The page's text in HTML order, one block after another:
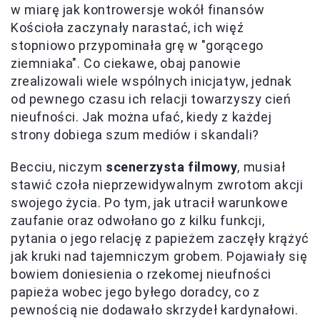
w miarę jak kontrowersje wokół finansów
Kościoła zaczynały narastać, ich więź
stopniowo przypominała grę w "gorącego
ziemniaka". Co ciekawe, obaj panowie
zrealizowali wiele wspólnych inicjatyw, jednak
od pewnego czasu ich relacji towarzyszy cień
nieufności. Jak można ufać, kiedy z każdej
strony dobiega szum mediów i skandali?
Becciu, niczym scenerzysta filmowy, musiał
stawić czoła nieprzewidywalnym zwrotom akcji
swojego życia. Po tym, jak utracił warunkowe
zaufanie oraz odwołano go z kilku funkcji,
pytania o jego relację z papieżem zaczęły krążyć
jak kruki nad tajemniczym grobem. Pojawiały się
bowiem doniesienia o rzekomej nieufności
papieża wobec jego byłego doradcy, co z
pewnością nie dodawało skrzydeł kardynałowi.